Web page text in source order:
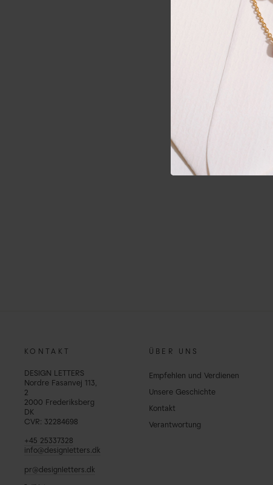
KONTAKT
DESIGN LETTERS
Nordre Fasanvej 113,
2
2000 Frederiksberg
DK
CVR: 32284698
+45 25337328
info@designletters.dk
pr@designletters.dk
ÜBER UNS
Empfehlen und Verdienen
Unsere Geschichte
Kontakt
Verantwortung